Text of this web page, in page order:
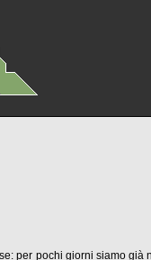
per pochi giorni siamo